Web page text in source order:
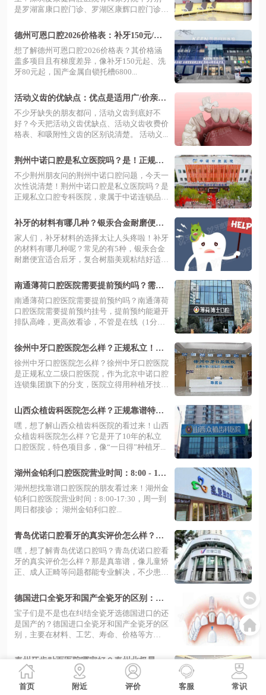
是罗湖富康口腔门诊、罗湖区康辉口腔门诊
德州可恩口腔2026价格表：补牙150元/种
植牙1880元起/金属托槽矫正6800元起
想了解德州可恩口腔2026价格表？其价格涵
盖多项目且有梯度差异，像补牙150元起、洗
牙80元起，国产金属自锁托槽6800...
活动义齿的优缺点：优点是适用广/价亲民/
易清洁，附价格表及与吸附性义齿区别
不少牙缺失的朋友都问，活动义齿到底好不
好？今天把活动义齿优缺点、活动义齿收费价
格表、和吸附性义齿的区别说清楚。 活动义...
荆州中诺口腔是私立医院吗？是！正规连
锁+沙市好找地址，荆州人看牙放心冲
不少荆州朋友问的荆州中诺口腔问题，今天一
次性说清楚！荆州中诺口腔是私立医院吗？是
正规私立口腔专科医院，隶属于中诺连锁品
补牙的材料有哪几种？银汞合金耐磨便宜
适合后牙，树脂美观粘结好适合前牙和小
龋洞！
家人们，补牙材料的选择太让人头疼啦！补牙
的材料有哪几种呢？常见的有5种，银汞合金
耐磨便宜适合后牙，复合树脂美观粘结好适
南通薄荷口腔医院需要提前预约吗？需
要！薄荷口腔预约挂号方式+地址电话一览
南通薄荷口腔医院需要提前预约吗？南通薄荷
口腔医院需要提前预约挂号，提前预约能避开
排队高峰，更高效看诊，不管是在线（1分
徐州中牙口腔医院怎么样？正规私立！医
院简介+医生介绍+价格表+地址电话
徐州中牙口腔医院怎么样？徐州中牙口腔医院
是正规私立二级口腔医院，作为北京中诺口腔
连锁集团旗下的分支，医院立得用种植牙技
山西众植齿科医院怎么样？正规靠谱特色
多，多区设点超方便，附地址！
嘿，想了解山西众植齿科医院的看过来！山西
众植齿科医院怎么样？它是开了10年的私立
口腔医院，特色项目多，像“一日得”种植牙...
湖州金铂利口腔医院营业时间：8:00 - 17:
30，附预约挂号+地址电话+价格表
湖州想找靠谱口腔医院的朋友看过来！湖州金
铂利口腔医院营业时间：8:00-17:30，周一到
周日都接诊； 湖州金铂利口腔...
青岛优诺口腔看牙的真实评价怎么样？好
评满满口碑佳，多种预约方式超便捷等你
来体验！
嘿，想了解青岛优诺口腔吗？青岛优诺口腔看
牙的真实评价怎么样？那是真靠谱，像儿童矫
正、成人正畸等问题都能专业解决，不少患
德国进口全瓷牙和国产全瓷牙的区别：从
材料/工艺/寿命/价格看都好
宝子们是不是也在纠结全瓷牙选德国进口的还
是国产的？德国进口全瓷牙和国产全瓷牙的区
别，主要在材料、工艺、寿命、价格等方
泰州牙齿贴面医院哪家好？泰州北极星口
腔|中诺口腔|美奥口腔等排名前三
家人们，想在泰州做牙齿贴面，那可得好好看
看！泰州牙齿贴面医院哪家好？泰州牙齿贴面
首页 附近 评价 客服 常识